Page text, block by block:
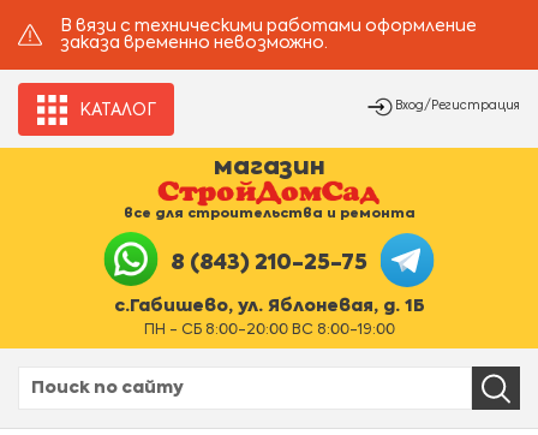
В вязи с техническими работами оформление
заказа временно невозможно.
КАТАЛОГ Вход/Регистрация
магазин
все для строительства и ремонта
8 (843) 210-25-75
с.Габишево, ул. Яблоневая, д. 1Б
ПН - СБ 8:00-20:00 ВС 8:00-19:00